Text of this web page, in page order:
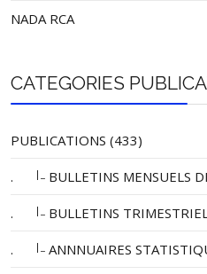
NADA RCA
CATEGORIES
PUBLICATIONS (433)
. |_ BULLETINS MENSUELS
. |_ BULLETINS
. |_ ANNNUAIRES